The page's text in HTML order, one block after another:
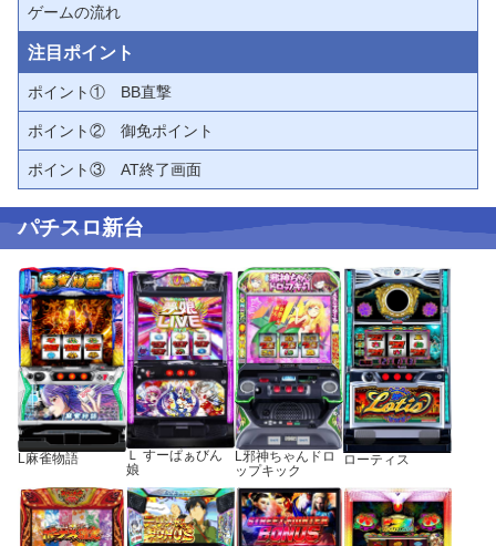
ゲームの流れ
注目ポイント
ポイント① BB直撃
ポイント② 御免ポイント
ポイント③ AT終了画面
パチスロ新台
L麻雀物語
Ｌ すーぱぁびん
娘
L邪神ちゃんドロ
ップキック
ローティス